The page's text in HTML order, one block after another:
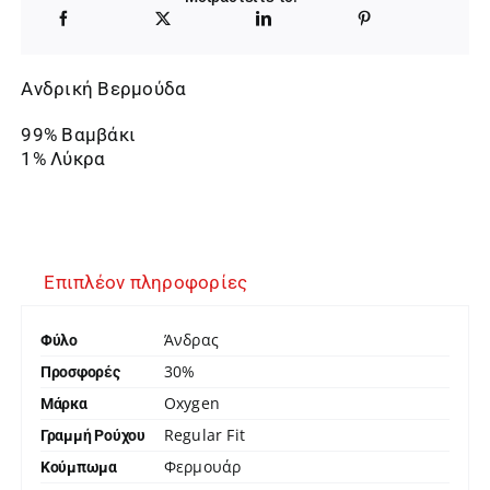
20,30 €.
Ανδρική Βερμούδα
99% Βαμβάκι
1% Λύκρα
Επιπλέον πληροφορίες
Φύλο Άνδρας
Προσφορές 30%
Μάρκα Oxygen
Γραμμή Ρούχου Regular Fit
Κούμπωμα Φερμουάρ